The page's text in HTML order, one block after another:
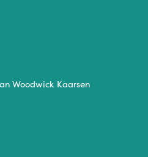
Woodwick Kaarsen